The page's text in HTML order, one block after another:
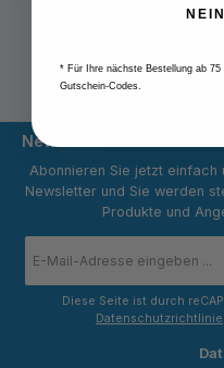
Newsletter
Abonnieren Sie jetzt
Newsletter und Sie werden
Produkte und
Mail-
*
Diese Seite ist durch
Datenschutzrichtlinie
* Für Ihre nächste Bestellung ab
Gutschein-Codes.